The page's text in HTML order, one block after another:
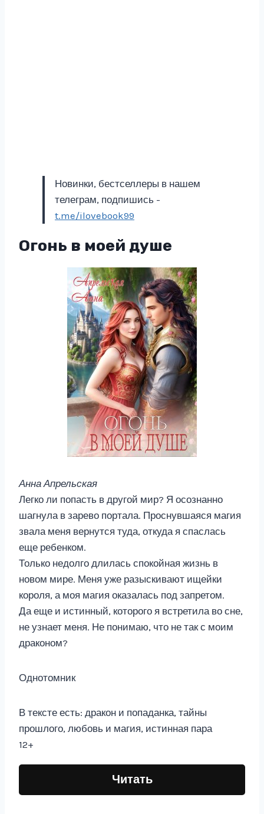
Новинки, бестселлеры в нашем
телеграм, подпишись -
t.me/ilovebook99
Огонь в моей душе
Анна Апрельская
Легко ли попасть в другой мир? Я осознанно
шагнула в зарево портала. Проснувшаяся магия
звала меня вернутся туда, откуда я спаслась
еще ребенком.
Только недолго длилась спокойная жизнь в
новом мире. Меня уже разыскивают ищейки
короля, а моя магия оказалась под запретом.
Да еще и истинный, которого я встретила во сне,
не узнает меня. Не понимаю, что не так с моим
драконом?
Однотомник
В тексте есть: дракон и попаданка, тайны
прошлого, любовь и магия, истинная пара
12+
Читать